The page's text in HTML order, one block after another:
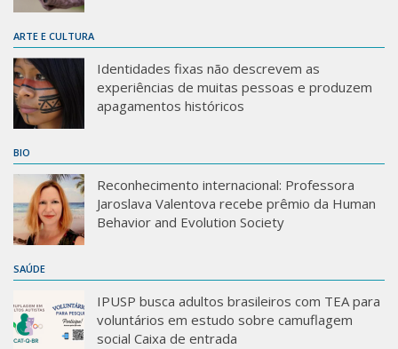
ARTE E CULTURA
Identidades fixas não descrevem as
experiências de muitas pessoas e produzem
apagamentos históricos
BIO
Reconhecimento internacional: Professora
Jaroslava Valentova recebe prêmio da Human
Behavior and Evolution Society
SAÚDE
IPUSP busca adultos brasileiros com TEA para
voluntários em estudo sobre camuflagem
social Caixa de entrada